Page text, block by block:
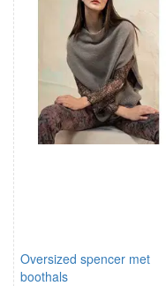
Oversized spencer met
boothals